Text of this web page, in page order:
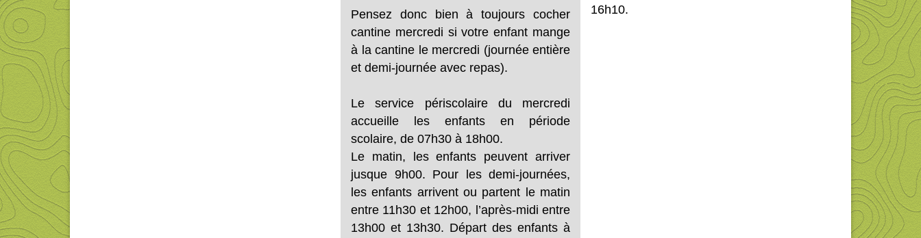
Pensez donc bien à toujours cocher
cantine mercredi si votre enfant mange
à la cantine le mercredi (journée entière
et demi-journée avec repas).
Le service périscolaire du mercredi
accueille les enfants en période
scolaire, de 07h30 à 18h00.
Le matin, les enfants peuvent arriver
jusque 9h00. Pour les demi-journées,
les enfants arrivent ou partent le matin
entre 11h30 et 12h00, l’après-midi entre
13h00 et 13h30. Départ des enfants à
16h10.